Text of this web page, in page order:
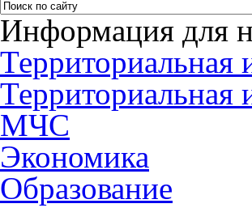
Информация для
Территориальная
Территориальная
МЧС
Экономика
Образование